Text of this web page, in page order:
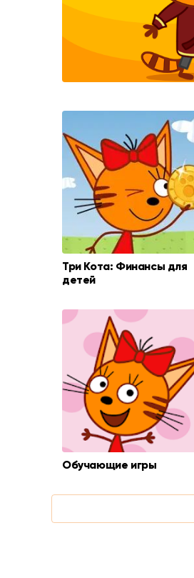
Три Кота: Финансы для
детей
Обучающие игры